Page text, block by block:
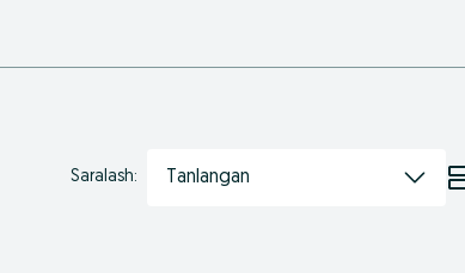
Saralash: Tanlangan